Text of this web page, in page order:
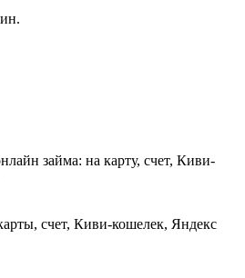
займа: на карту, счет, Киви-
счет, Киви-кошелек, Яндекс